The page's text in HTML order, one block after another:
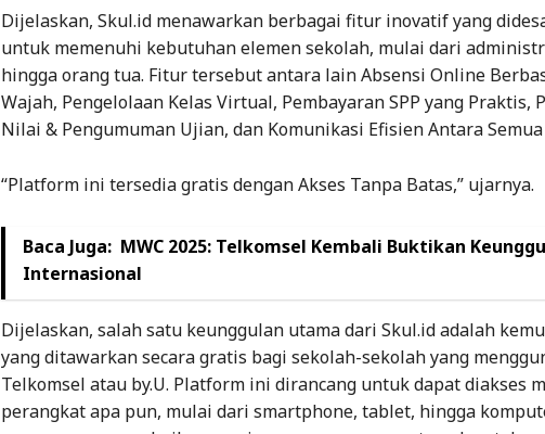
Dijelaskan, Skul.id menawarkan berbagai fitur inovatif yang
untuk memenuhi kebutuhan elemen sekolah, mulai dari
hingga orang tua. Fitur tersebut antara lain Absensi Online
Wajah, Pengelolaan Kelas Virtual, Pembayaran SPP yang Praktis,
Nilai & Pengumuman Ujian, dan Komunikasi Efisien Antara
“Platform ini tersedia gratis dengan Akses Tanpa Batas,” ujarnya.
Baca Juga: MWC 2025: Telkomsel Kembali Buktikan
Internasional
Dijelaskan, salah satu keunggulan utama dari Skul.id adalah
yang ditawarkan secara gratis bagi sekolah-sekolah yang
Telkomsel atau by.U. Platform ini dirancang untuk dapat diakses
perangkat apa pun, mulai dari smartphone, tablet, hingga